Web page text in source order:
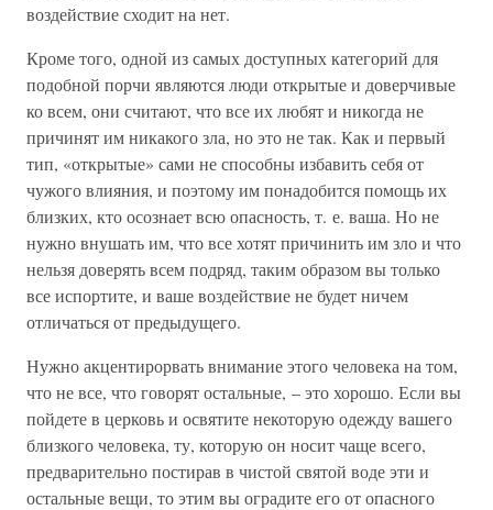
воздействие сходит на нет.
Кроме того, одной из самых доступных категорий для
подобной порчи являются люди открытые и доверчивые
ко всем, они считают, что все их любят и никогда не
причинят им никакого зла, но это не так. Как и первый
тип, «открытые» сами не способны избавить себя от
чужого влияния, и поэтому им понадобится помощь их
близких, кто осознает всю опасность, т. е. ваша. Но не
нужно внушать им, что все хотят причинить им зло и что
нельзя доверять всем подряд, таким образом вы только
все испортите, и ваше воздействие не будет ничем
отличаться от предыдущего.
Нужно акцентирорвать внимание этого человека на том,
что не все, что говорят остальные, – это хорошо. Если вы
пойдете в церковь и освятите некоторую одежду вашего
близкого человека, ту, которую он носит чаще всего,
предварительно постирав в чистой святой воде эти и
остальные вещи, то этим вы оградите его от опасного